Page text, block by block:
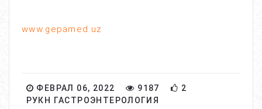
www.gepamed.uz
ФЕВРАЛ 06, 2022 9187
2
РУКН ГАСТРОЭНТЕРОЛОГИЯ